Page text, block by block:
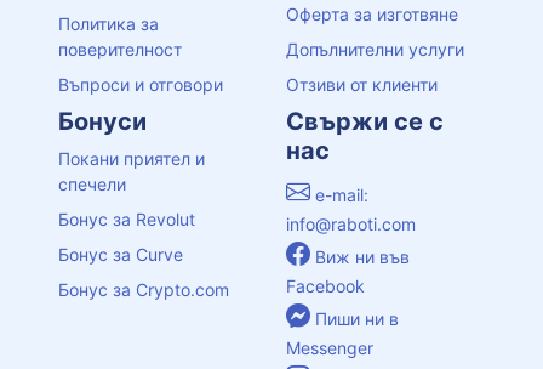
Политика за
поверителност
Въпроси и отговори
Оферта за изготвяне
Допълнителни услуги
Отзиви от клиенти
Бонуси
Покани приятел и
спечели
Бонус за Revolut
Бонус за Curve
Бонус за Crypto.com
Свържи се с
нас
e-mail:
info@raboti.com
Виж ни във
Facebook
Пиши ни в
Messenger